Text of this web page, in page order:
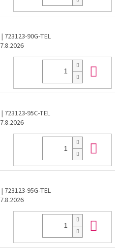
| 723123-90G-TEL
7.8.2026
| 723123-95C-TEL
7.8.2026
| 723123-95G-TEL
7.8.2026